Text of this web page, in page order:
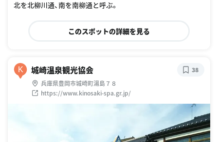
北を北柳川通、南を南柳通と呼ぶ。
このスポットの詳細を見る
K 城崎温泉観光協会
兵庫県豊岡市城崎町湯島７８
https://www.kinosaki-spa.gr.jp/
38